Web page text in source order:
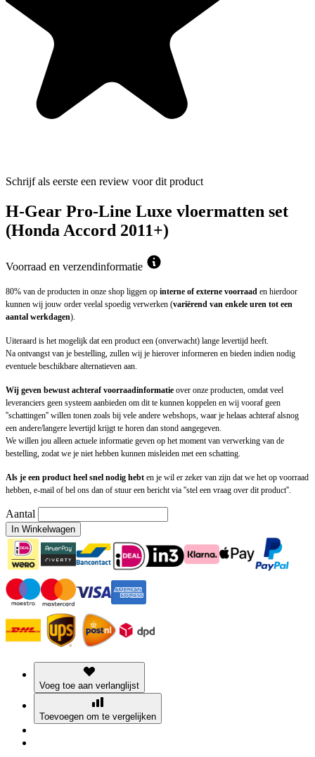
Schrijf als eerste een review voor dit product
H-Gear Pro-Line Luxe vloermatten set
(Honda Accord 2011+)
Voorraad en verzendinformatie
80% van de producten in onze shop liggen op interne of externe voorraad en hierdoor
kunnen wij jouw order veelal spoedig verwerken (variërend van enkele uren tot een
aantal werkdagen).
Uiteraard is het mogelijk dat een product een (onverwacht) lange levertijd heeft.
Na ontvangst van je bestelling, zullen wij je hierover informeren en bieden indien nodig
eventuele beschikbare alternatieven aan.
Wij geven bewust achteraf voorraadinformatie over onze producten, omdat veel
leveranciers geen systeem aanbieden om dit te kunnen koppelen en wij vooraf geen
''schattingen'' willen tonen zoals bij vele andere webshops, waar je helaas achteraf alsnog
een andere/langere levertijd krijgt te horen dan stond aangegeven.
We willen jou alleen actuele informatie geven op het moment van verwerking van de
bestelling, zodat we je niet hebben kunnen misleiden met een schatting.
Als je een product heel snel nodig hebt en je wil er zeker van zijn dat we het op voorraad
hebben, e-mail of bel ons dan of stuur een bericht via ''stel een vraag over dit product''.
Aantal
In Winkelwagen
Voeg toe aan verlanglijst
Toevoegen om te vergelijken